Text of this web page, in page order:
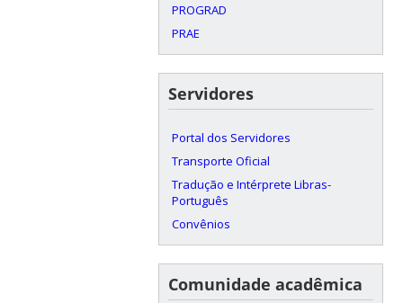
PROGRAD
PRAE
Servidores
Portal dos Servidores
Transporte Oficial
Tradução e Intérprete Libras-
Português
Convênios
Comunidade acadêmica